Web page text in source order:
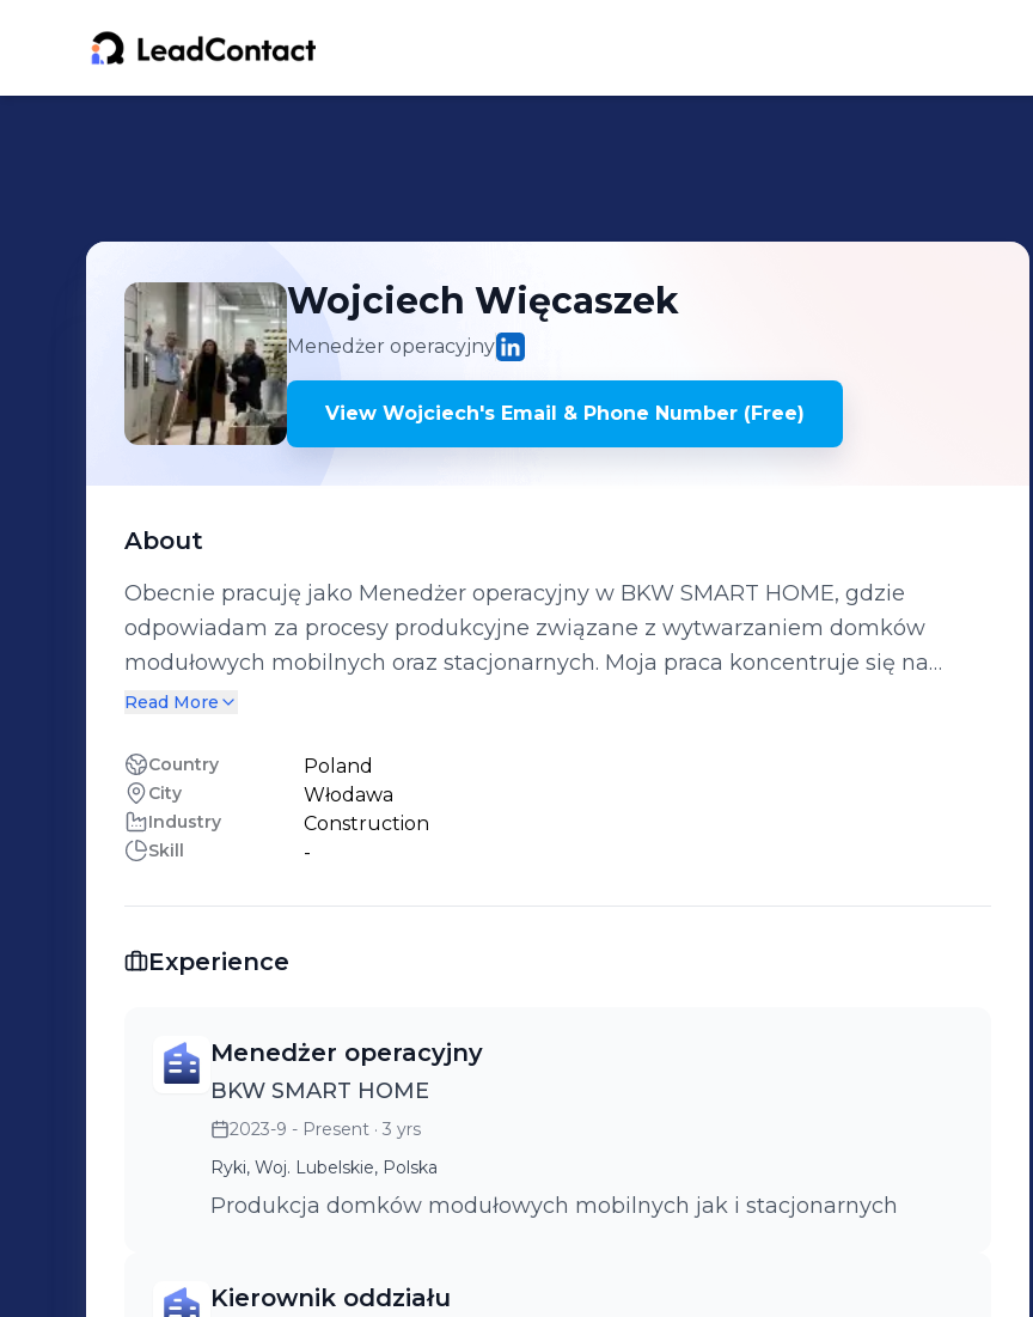
Wojciech Więcaszek
Menedżer operacyjny
View Wojciech's Email & Phone Number (Free)
About
Obecnie pracuję jako Menedżer operacyjny w BKW SMART HOME, gdzie
odpowiadam za procesy produkcyjne związane z wytwarzaniem domków
modułowych mobilnych oraz stacjonarnych. Moja praca koncentruje się na
zarządzaniu operacjami, co pozwala na sprawną realizację zadań
Furniture Factory, gdzie zdobyłem doświadczenie w zarządzaniu zespołami
oraz optymalizacji procesów produkcyjnych. Moim celem jest ciągłe
doskonalenie procesów operacyjnych i wdrażanie nowoczesnych rozwiązań w
Read More
Country Poland
City Włodawa
Industry Construction
Skill -
Experience
Menedżer operacyjny
BKW SMART HOME
2023-9 - Present · 3 yrs
Ryki, Woj. Lubelskie, Polska
Produkcja domków modułowych mobilnych jak i stacjonarnych
Kierownik oddziału